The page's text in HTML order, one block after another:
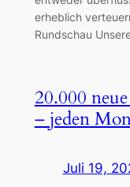
erheblich
Rundschau
20.000
– jeden
Juli 19,